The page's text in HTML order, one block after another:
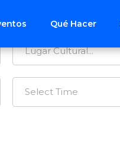
Qué Hacer
Select Time